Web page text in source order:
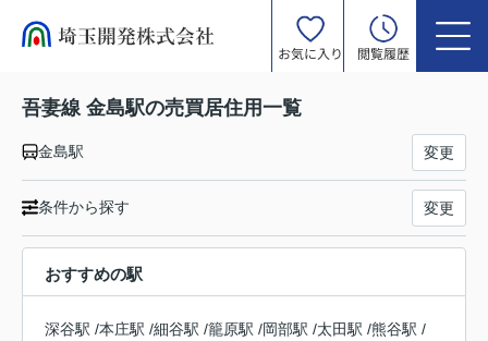
お気に入り 閲覧履歴
吾妻線 金島駅の売買居住用一覧
金島駅 変更
条件から探す 変更
おすすめの駅
深谷駅 /本庄駅 /細谷駅 /籠原駅 /岡部駅 /太田駅 /熊谷駅 /